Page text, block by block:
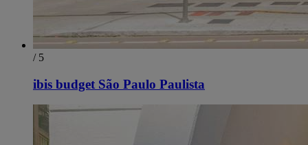
/ 5
ibis budget São Paulo Paulista